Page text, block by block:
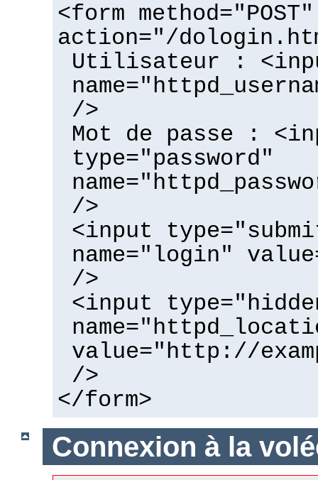
<form method="POST"
action="/
Utilisateur :
/>
Mot de passe :
type="password"
/>
<input
name="login"
/>
<input
value="http://
/>
</form>
Connexion à la